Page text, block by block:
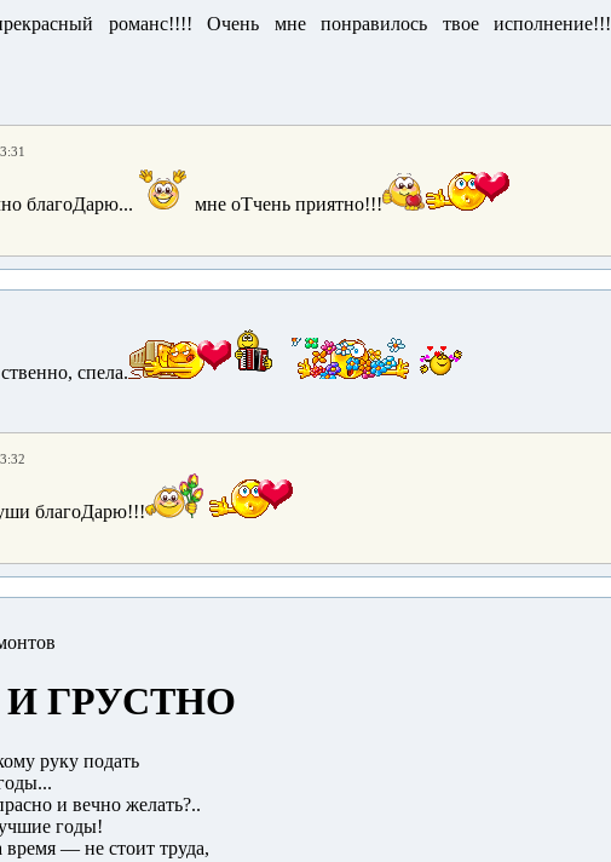
романс!!!! Очень мне понравилось твое исполнение!!!
благоДарю... мне оТчень приятно!!!
спела.
благоДарю!!!
ГРУСТНО
руку подать
и вечно желать?..
годы!
— не стоит труда,